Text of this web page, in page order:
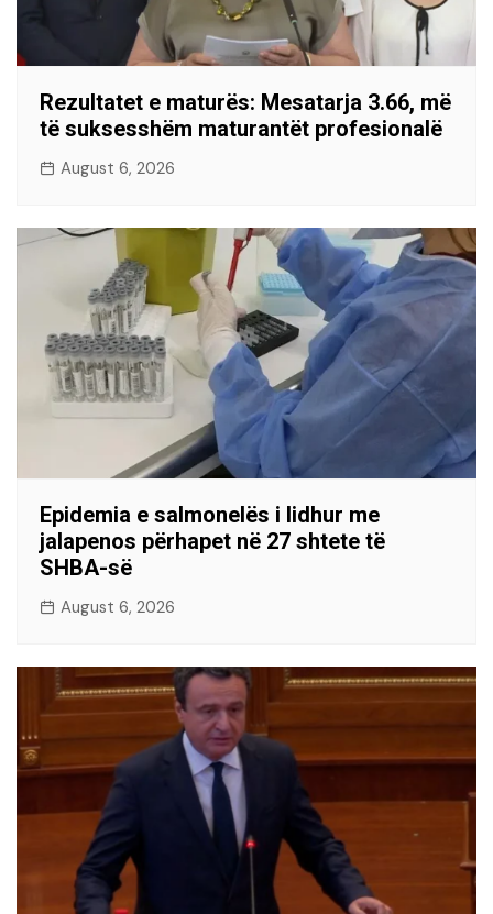
Rezultatet e maturës: Mesatarja 3.66, më
të suksesshëm maturantët profesionalë
August 6, 2026
Epidemia e salmonelës i lidhur me
jalapenos përhapet në 27 shtete të
SHBA-së
August 6, 2026